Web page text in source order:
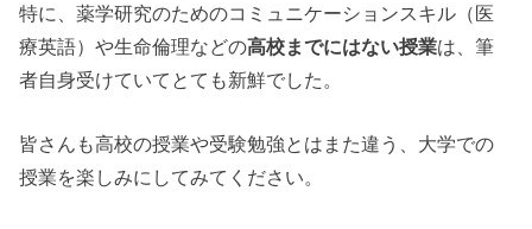
特に、薬学研究のためのコミュニケーションスキル（医
療英語）や生命倫理などの高校までにはない授業は、筆
者自身受けていてとても新鮮でした。
皆さんも高校の授業や受験勉強とはまた違う、大学での
授業を楽しみにしてみてください。